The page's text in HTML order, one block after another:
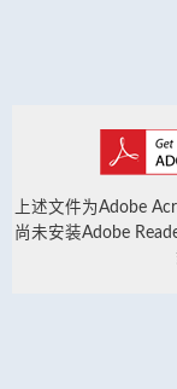
上述文件为Adobe
尚未安装Adobe